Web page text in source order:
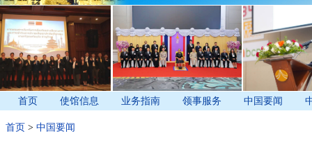
首页 使馆信息 业务指南 领事服务 中国要闻
首页 > 中国要闻